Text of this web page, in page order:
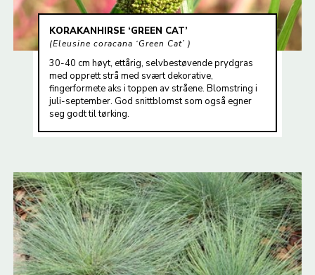
KORAKANHIRSE ‘GREEN CAT’
Eleusine coracana ‘Green Cat’
30-40 cm høyt, ettårig, selvbestøvende prydgras
med opprett strå med svært dekorative,
fingerformete aks i toppen av stråene. Blomstring i
juli-september. God snittblomst som også egner
seg godt til tørking.